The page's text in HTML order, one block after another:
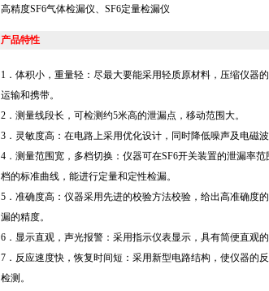
高精度SF6气体检漏仪、SF6定量检漏仪
产品特性
1．体积小，重量轻：尽最大要能采用轻质原材料，压缩仪器
运输和携带。
2．测量线段长，可检测约5米高的泄漏点，移动范围大。
3．灵敏度高：在电路上采用优化设计，同时降低噪声及电磁
4．测量范围宽，多档切换：仪器可在SF6开关装置的泄漏率
档的标准曲线，能进行定量和定性检漏。
5．准确度高：仪器采用先进的校验方法校验，给出高准确度
漏的精度。
6．显示直观，声光报警：采用指示仪表显示，具有简便直观
7．反应速度快，恢复时间短：采用新型电路结构，使仪器的
检测。